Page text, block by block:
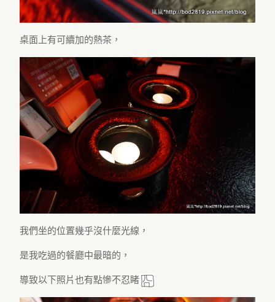
桌面上有可續加的熱茶，
我們坐的位置幾乎沒什麼光線，
是我吃過的餐廳中最暗的，
導致以下照片也有點慘不忍睹